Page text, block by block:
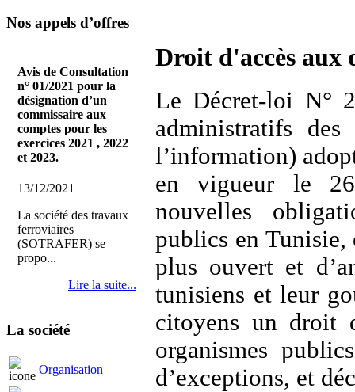
Nos appels d’offres
Avis de Consultation
n° 01/2021 pour la
désignation d’un
commissaire aux
comptes pour les
exercices 2021 , 2022
et 2023.
13/12/2021
La société des travaux
ferroviaires
(SOTRAFER) se
propo...
Lire la suite...
La société
Organisation
Droit d'accès aux
Le Décret-loi N°
administratifs
l’information)
en vigueur le
nouvelles
publics en Tunisie,
plus ouvert et
tunisiens et leur
citoyens un droit
organismes
d’exceptions, et